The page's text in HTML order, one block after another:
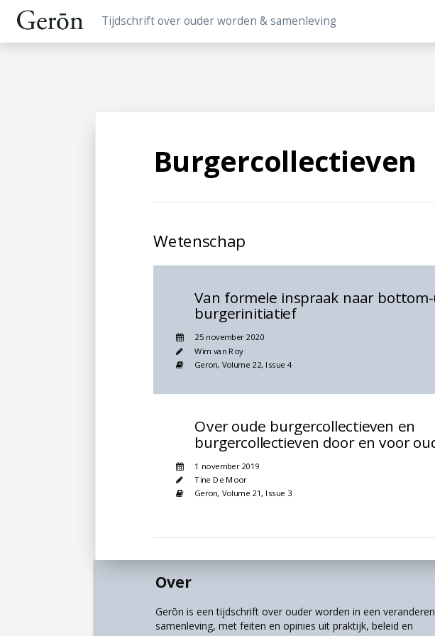
Tijdschrift over ouder worden & samenleving
Burgercollectieven
Wetenschap
Van formele inspraak naar
burgerinitiatief
25 november 2020
Wim van Roy
Geron, Volume 22, Issue 4
Over oude burgercollectieven en
burgercollectieven door en voor
1 november 2019
Tine De Moor
Geron, Volume 21, Issue 3
Over
Gerōn is een tijdschrift over ouder worden in een
samenleving, met feiten en opinies uit praktijk, beleid en